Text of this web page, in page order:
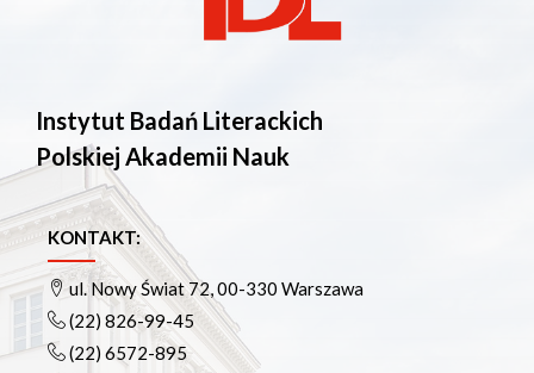
Instytut Badań Literackich
Polskiej Akademii Nauk
KONTAKT:
ul. Nowy Świat 72, 00-330 Warszawa
(22) 826-99-45
(22) 6572-895